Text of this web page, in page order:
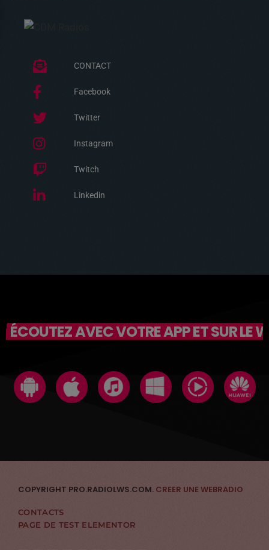
CONTACT
Facebook
Twitter
Instagram
Twitch
Linkedin
ÉCOUTEZ AVEC VOTRE APP ET SUR LE
COPYRIGHT PRO.RADIOLWS.COM. CREER UNE WEBRADIO
CONTACTS
PAGE DE TEST ELEMENTOR